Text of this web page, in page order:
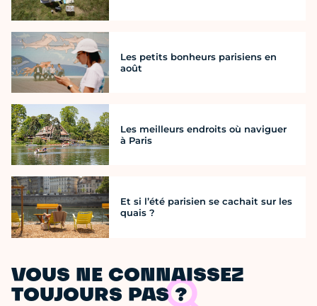
Les petits bonheurs parisiens en
août
Les meilleurs endroits où naviguer
à Paris
Et si l’été parisien se cachait sur les
quais ?
VOUS NE CONNAISSEZ
TOUJOURS PAS ?